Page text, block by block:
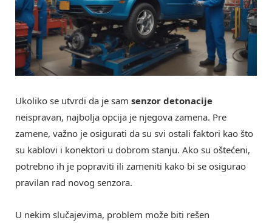
Ukoliko se utvrdi da je sam senzor detonacije
neispravan, najbolja opcija je njegova zamena. Pre
zamene, važno je osigurati da su svi ostali faktori kao što
su kablovi i konektori u dobrom stanju. Ako su oštećeni,
potrebno ih je popraviti ili zameniti kako bi se osigurao
pravilan rad novog senzora.
U nekim slučajevima, problem može biti rešen